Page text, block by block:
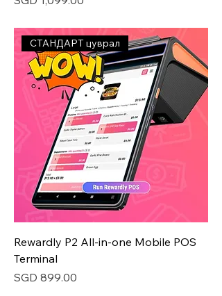
СТАНДАРТ цуврал
Rewardly P2 All-in-one Mobile POS
Terminal
Price
SGD 899.00